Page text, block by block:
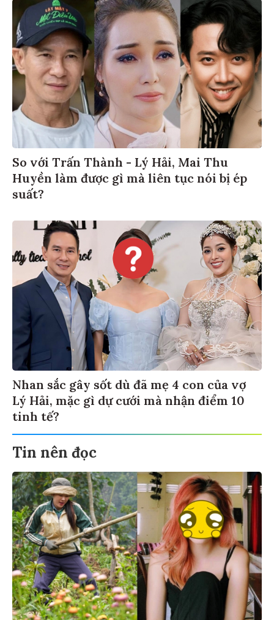
So với Trấn Thành - Lý Hải, Mai Thu
Huyền làm được gì mà liên tục nói bị ép
suất?
Nhan sắc gây sốt dù đã mẹ 4 con của vợ
Lý Hải, mặc gì dự cưới mà nhận điểm 10
tinh tế?
Tin nên đọc